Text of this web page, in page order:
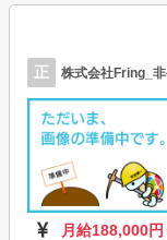
正 株式会社Fring_
月給188,000円